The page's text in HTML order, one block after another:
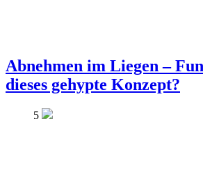
Abnehmen im Liegen –
dieses gehypte Konzept?
5